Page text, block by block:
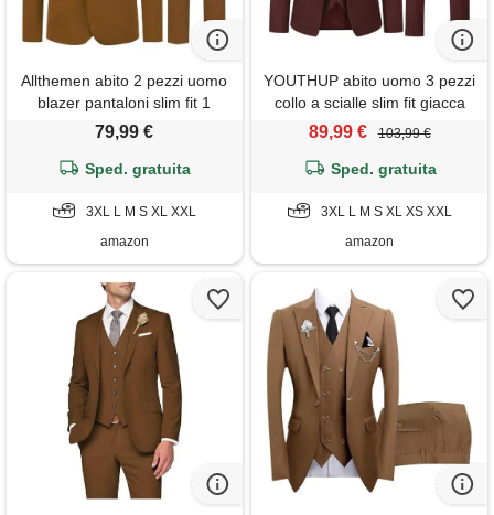
Allthemen abito 2 pezzi uomo
blazer pantaloni slim fit 1
bottone
79,99 €
Sped. gratuita
3XL L M S XL XXL
amazon
YOUTHUP abito uomo 3 pezzi
collo a scialle slim fit giacca
gilet pantaloni
89,99 € 103,99 €
Sped. gratuita
3XL L M S XL XS XXL
amazon